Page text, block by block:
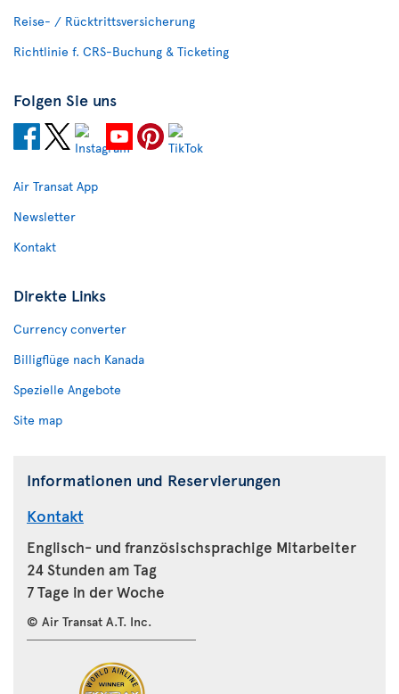
Reise- / Rücktrittsversicherung
Richtlinie f. CRS-Buchung & Ticketing
Folgen Sie uns
Air Transat App
Newsletter
Kontakt
Direkte Links
Currency converter
Billigflüge nach Kanada
Spezielle Angebote
Site map
Informationen und Reservierungen
Kontakt
Englisch- und französischsprachige Mitarbeiter
24 Stunden am Tag
7 Tage in der Woche
© Air Transat A.T. Inc.